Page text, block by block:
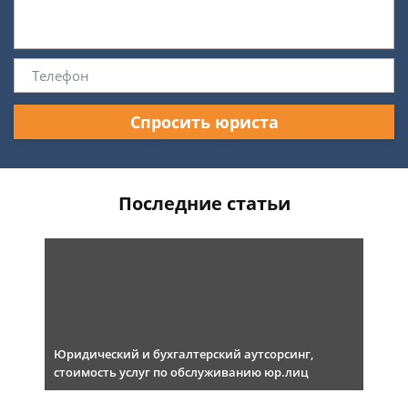
Спросить юриста
Последние статьи
Юридический и бухгалтерский аутсорсинг,
стоимость услуг по обслуживанию юр.лиц